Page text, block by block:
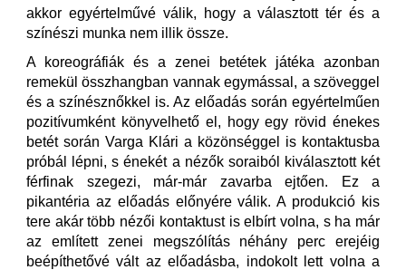
akkor egyértelművé válik, hogy a választott tér és a
színészi munka nem illik össze.
A koreográfiák és a zenei betétek játéka azonban
remekül összhangban vannak egymással, a szöveggel
és a színésznőkkel is. Az előadás során egyértelműen
pozitívumként könyvelhető el, hogy egy rövid énekes
betét során Varga Klári a közönséggel is kontaktusba
próbál lépni, s énekét a nézők soraiból kiválasztott két
férfinak szegezi, már-már zavarba ejtően. Ez a
pikantéria az előadás előnyére válik. A produkció kis
tere akár több nézői kontaktust is elbírt volna, s ha már
az említett zenei megszólítás néhány perc erejéig
beépíthetővé vált az előadásba, indokolt lett volna a